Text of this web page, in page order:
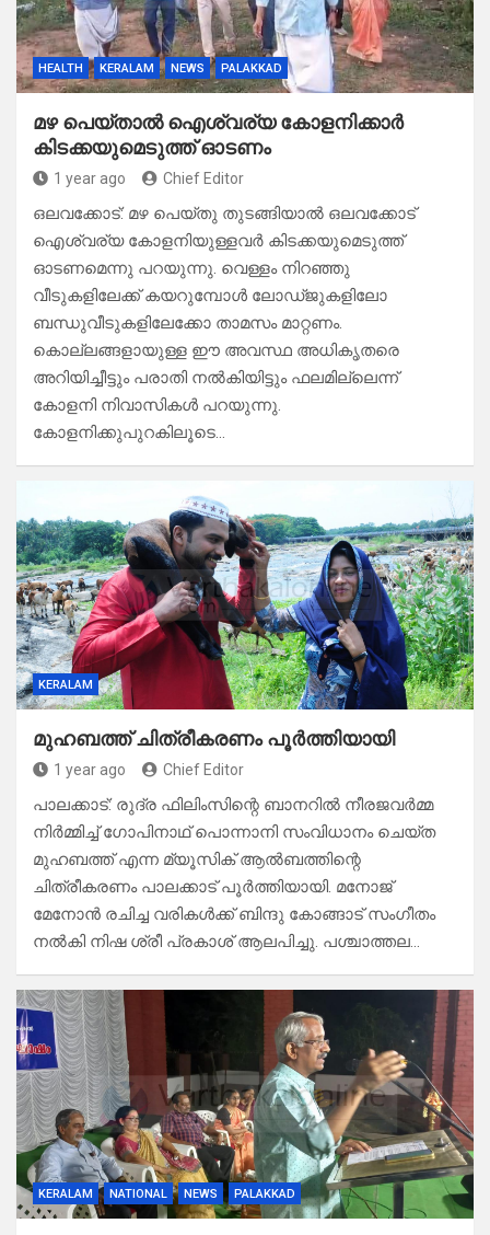
HEALTH KERALAM NEWS PALAKKAD
മഴ പെയ്താൽ ഐശ്വര്യ കോളനിക്കാർ
കിടക്കയുമെടുത്ത് ഓടണം
1 year ago Chief Editor
ഒലവക്കോട്: മഴ പെയ്തു തുടങ്ങിയാൽ ഒലവക്കോട്
ഐശ്വര്യ കോളനിയുള്ളവർ കിടക്കയുമെടുത്ത്
ഓടണമെന്നു പറയുന്നു. വെള്ളം നിറഞ്ഞു
വീടുകളിലേക്ക് കയറുമ്പോൾ ലോഡ്ജുകളിലോ
ബന്ധുവീടുകളിലേക്കോ താമസം മാറ്റണം.
കൊല്ലങ്ങളായുള്ള ഈ അവസ്ഥ അധികൃതരെ
അറിയിച്ചീട്ടും പരാതി നൽകിയിട്ടും ഫലമില്ലെന്ന്
കോളനി നിവാസികൾ പറയുന്നു.
കോളനിക്കുപുറകിലൂടെ…
KERALAM
മുഹബത്ത് ചിത്രീകരണം പൂർത്തിയായി
1 year ago Chief Editor
പാലക്കാട്: രുദ്ര ഫിലിംസിന്റെ ബാനറിൽ നീരജവർമ്മ
നിർമ്മിച്ച് ഗോപിനാഥ് പൊന്നാനി സംവിധാനം ചെയ്ത
മുഹബത്ത് എന്ന മ്യൂസിക് ആൽബത്തിന്റെ
ചിത്രീകരണം പാലക്കാട് പൂർത്തിയായി. മനോജ്
മേനോൻ രചിച്ച വരികൾക്ക് ബിന്ദു കോങ്ങാട് സംഗീതം
നൽകി നിഷ ശ്രീ പ്രകാശ് ആലപിച്ചു. പശ്ചാത്തല…
KERALAM NATIONAL NEWS PALAKKAD